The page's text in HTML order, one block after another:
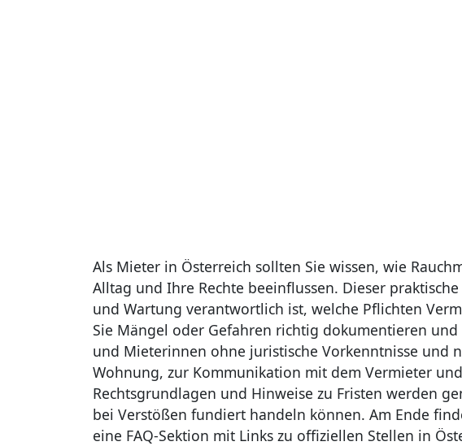
Als Mieter in Österreich sollten Sie wissen, wie
Alltag und Ihre Rechte beeinflussen. Dieser
und Wartung verantwortlich ist, welche Pflichten
Sie Mängel oder Gefahren richtig dokumentieren
und Mieterinnen ohne juristische Vorkenntnisse und
Wohnung, zur Kommunikation mit dem Vermieter
Rechtsgrundlagen und Hinweise zu Fristen werden
bei Verstößen fundiert handeln können. Am Ende
eine FAQ-Sektion mit Links zu offiziellen Stellen in